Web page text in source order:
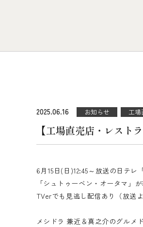
2025.06.16 お知らせ 工場
【工場直売店・レスト
6月15日(日)12:45～放送の日テ
「シュトゥーベン・オータマ」
TVerでも見逃し配信あり（放送よ
メシドラ 兼近＆真之介のグル